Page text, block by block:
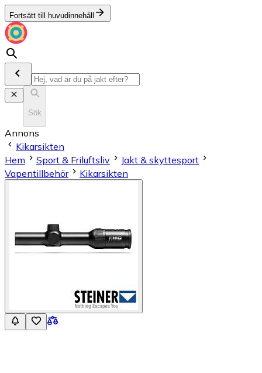
Fortsätt till huvudinnehåll
Sök
Annons
Kikarsikten
Hem
Sport & Friluftsliv
Jakt & skyttesport
Vapentillbehör
Kikarsikten